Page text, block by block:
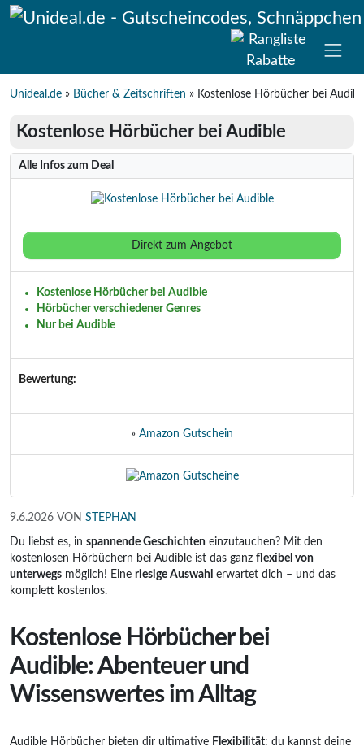
Deals Magazin
Unideal.de » Bücher & Zeitschriften » Kostenlose Hörbücher bei
Kostenlose Hörbücher bei Audible
Alle Infos zum Deal
Direkt zum Angebot
Kostenlose Hörbücher bei Audible
Hörbücher verschiedener Genres
Nur bei Audible
Bewertung:
» Amazon Gutschein
9.6.2026 VON STEPHAN
Du liebst es, in spannende Geschichten einzutauchen? Mit den
kostenlosen Hörbüchern bei Audible ist das ganz flexibel von
unterwegs möglich! Eine riesige Auswahl erwartet dich – und das
komplett kostenlos.
Kostenlose Hörbücher bei
Audible: Abenteuer und
Wissenswertes im Alltag
Audible Hörbücher bieten dir ultimative Flexibilität: du kannst deine